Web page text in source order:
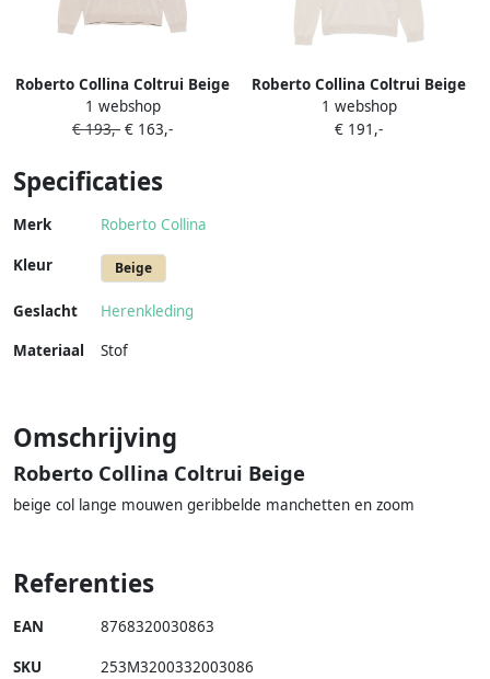
Roberto Collina Coltrui Beige
1 webshop
€ 193,- € 163,-
Roberto Collina Coltrui Beige
1 webshop
€ 191,-
Specificaties
Merk Roberto Collina
Kleur Beige
Geslacht
Herenkleding
Materiaal
Stof
Omschrijving
Roberto Collina Coltrui Beige
beige col lange mouwen geribbelde manchetten en zoom
Referenties
EAN 8768320030863
SKU 253M3200332003086